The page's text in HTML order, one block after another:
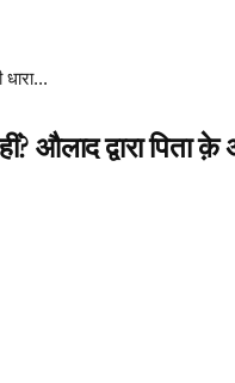
औलाद द्वारा पिता